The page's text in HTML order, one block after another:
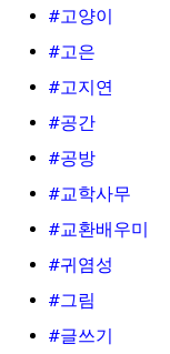
#고양이
#고은
#고지연
#공간
#공방
#교학사무
#교환배우미
#귀염성
#그림
#글쓰기